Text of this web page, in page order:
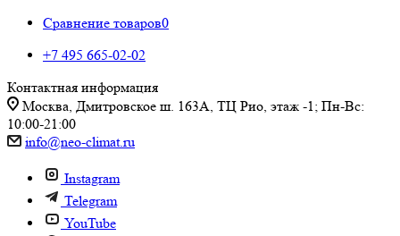
Сравнение товаров0
+7 495 665-02-02
Контактная информация
Москва, Дмитровское ш. 163А, ТЦ Рио, этаж -1; Пн-Вс:
10:00-21:00
info@neo-climat.ru
Instagram
Telegram
YouTube